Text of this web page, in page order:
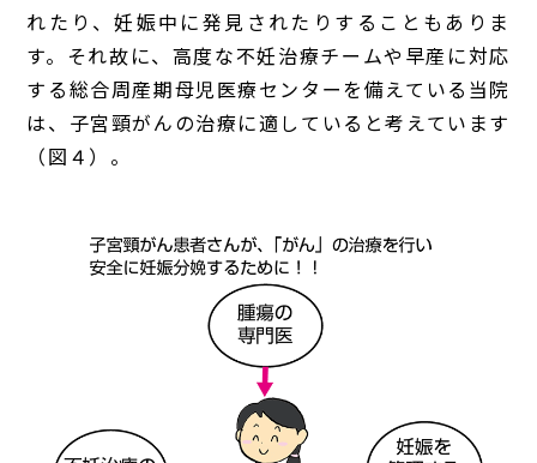
れたり、妊娠中に発見されたりすることもありま
す。それ故に、高度な不妊治療チームや早産に対応
する総合周産期母児医療センターを備えている当院
は、子宮頸がんの治療に適していると考えています
（図４）。